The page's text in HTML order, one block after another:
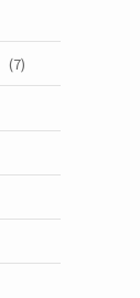
(7)